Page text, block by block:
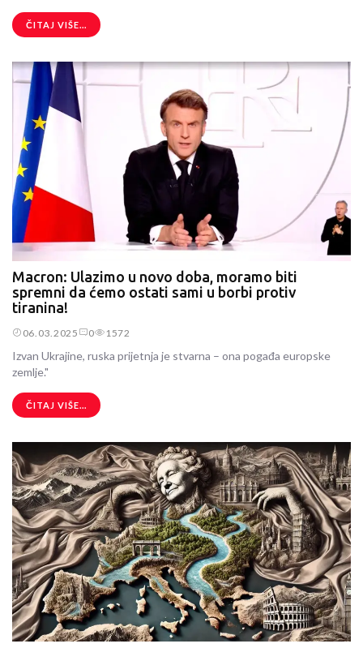
ČITAJ VIŠE...
Macron: Ulazimo u novo doba, moramo biti
spremni da ćemo ostati sami u borbi protiv
tiranina!
06.03.2025 0 1572
Izvan Ukrajine, ruska prijetnja je stvarna – ona pogađa europske
zemlje."
ČITAJ VIŠE...